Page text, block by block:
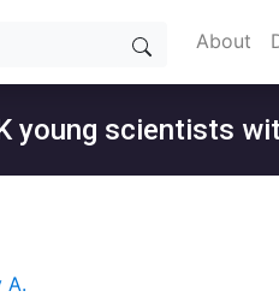
About
young scientists
A.